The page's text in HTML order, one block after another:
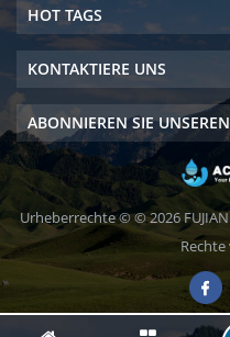
HOT TAGS
KONTAKTIERE UNS
ABONNIEREN SIE
Urheberrechte © © 2026 FUJIAN